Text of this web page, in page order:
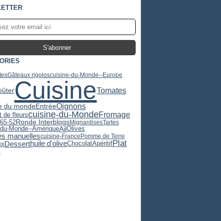
Gâteaux rigoloscuisine-du-Monde--Europe
CuisineTomates
du mondeEntréeOignons
de fleurscuisine-du-MondeFromage
52Ronde InterblogsMignardisesTartes
Monde--AmériqueAilOlives
manuellescuisine-FrancePomme de Terre
Desserthuile d'oliveChocolatApéritifPlat